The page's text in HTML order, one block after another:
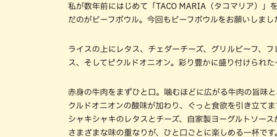
私が数年前にはじめて「TACO MARIA（タコマリア）」
だのがビーフボウル。今回もビーフボウルをお願いしまし
ライスの上にレタス、チェダーチーズ、グリルビーフ、
ス、そしてピクルドオニオン。彩り豊かに盛り付けられ
赤身の牛肉をまずひと口。噛むほどに広がる牛肉の旨味
クルドオニオンの酸味が加わり、ぐっと食欲を引き立てま
シャキシャキのレタスとチーズ、自家製ヨーグルトソー
さまざまな味の重なりが、ひと口ごとに楽しめる一杯です